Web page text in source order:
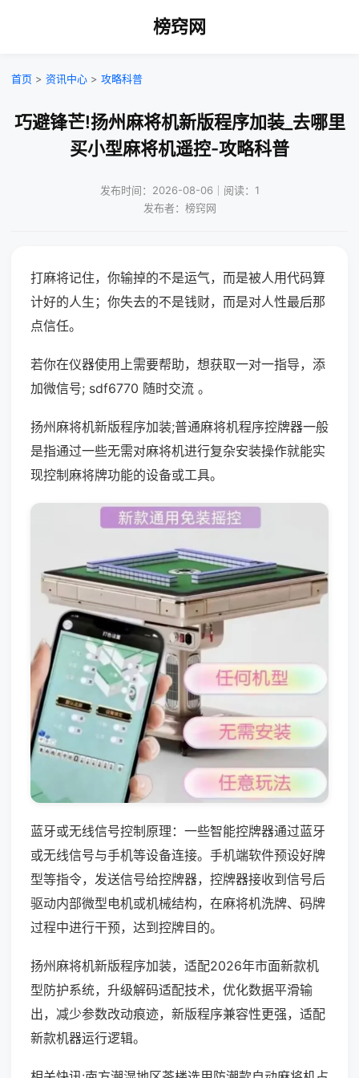
榜窍网
首页 > 资讯中心 > 攻略科普
巧避锋芒!扬州麻将机新版程序加装_去哪里
买小型麻将机遥控-攻略科普
发布时间：2026-08-06｜阅读：1
发布者：榜窍网
打麻将记住，你输掉的不是运气，而是被人用代码算
计好的人生；你失去的不是钱财，而是对人性最后那
点信任。
若你在仪器使用上需要帮助，想获取一对一指导，添
加微信号; sdf6770 随时交流 。
扬州麻将机新版程序加装;普通麻将机程序控牌器一般
是指通过一些无需对麻将机进行复杂安装操作就能实
现控制麻将牌功能的设备或工具。
蓝牙或无线信号控制原理：一些智能控牌器通过蓝牙
或无线信号与手机等设备连接。手机端软件预设好牌
型等指令，发送信号给控牌器，控牌器接收到信号后
驱动内部微型电机或机械结构，在麻将机洗牌、码牌
过程中进行干预，达到控牌目的。
扬州麻将机新版程序加装，适配2026年市面新款机
型防护系统，升级解码适配技术，优化数据平滑输
出，减少参数改动痕迹，新版程序兼容性更强，适配
新款机器运行逻辑。